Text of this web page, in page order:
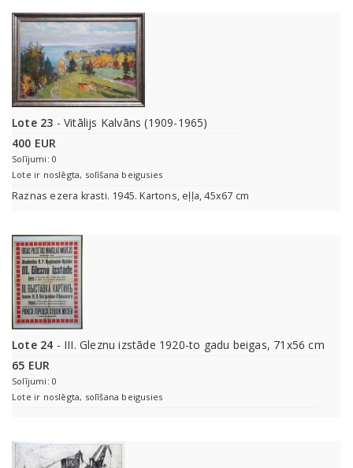
Lote 23 - Vitālijs Kalvāns (1909-1965)
400 EUR
Solījumi: 0
Lote ir noslēgta, solīšana beigusies
Raznas ezera krasti. 1945. Kartons, eļļa, 45x67 cm
Lote 24 - III. Gleznu izstāde 1920-to gadu beigas, 71x56 cm
65 EUR
Solījumi: 0
Lote ir noslēgta, solīšana beigusies